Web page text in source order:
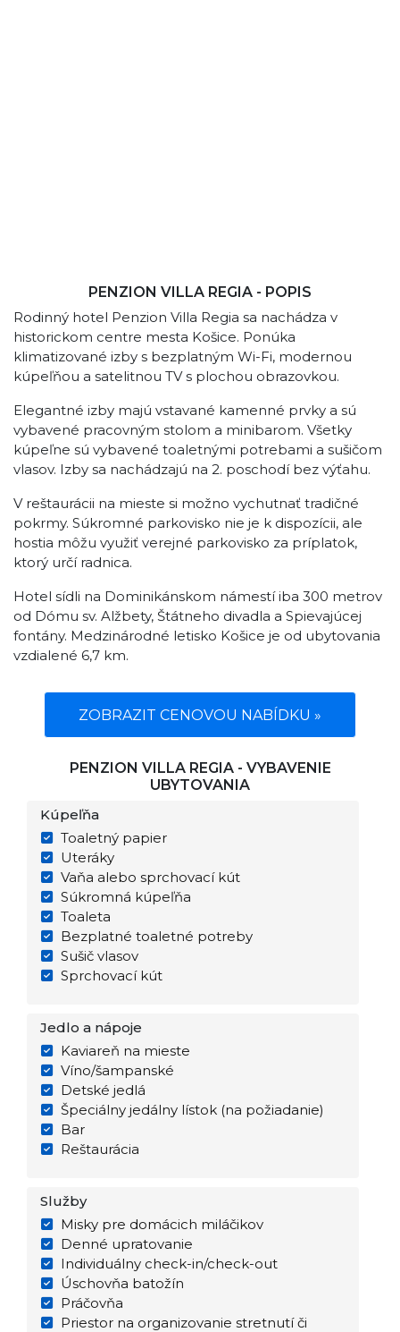
PENZION VILLA REGIA - POPIS
Rodinný hotel Penzion Villa Regia sa nachádza v
historickom centre mesta Košice. Ponúka
klimatizované izby s bezplatným Wi-Fi, modernou
kúpeľňou a satelitnou TV s plochou obrazovkou.
Elegantné izby majú vstavané kamenné prvky a sú
vybavené pracovným stolom a minibarom. Všetky
kúpeľne sú vybavené toaletnými potrebami a sušičom
vlasov. Izby sa nachádzajú na 2. poschodí bez výťahu.
V reštaurácii na mieste si možno vychutnať tradičné
pokrmy. Súkromné parkovisko nie je k dispozícii, ale
hostia môžu využiť verejné parkovisko za príplatok,
ktorý určí radnica.
Hotel sídli na Dominikánskom námestí iba 300 metrov
od Dómu sv. Alžbety, Štátneho divadla a Spievajúcej
fontány. Medzinárodné letisko Košice je od ubytovania
vzdialené 6,7 km.
ZOBRAZIT CENOVOU NABÍDKU »
PENZION VILLA REGIA - VYBAVENIE
UBYTOVANIA
Kúpeľňa
Toaletný papier
Uteráky
Vaňa alebo sprchovací kút
Súkromná kúpeľňa
Toaleta
Bezplatné toaletné potreby
Sušič vlasov
Sprchovací kút
Jedlo a nápoje
Kaviareň na mieste
Víno/šampanské
Detské jedlá
Špeciálny jedálny lístok (na požiadanie)
Bar
Reštaurácia
Služby
Misky pre domácich miláčikov
Denné upratovanie
Individuálny check-in/check-out
Úschovňa batožín
Práčovňa
Priestor na organizovanie stretnutí či